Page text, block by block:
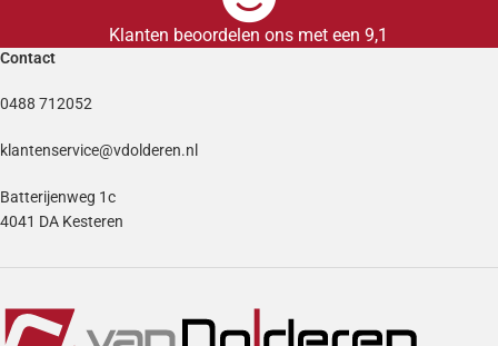
Klanten beoordelen ons met een 9,1
Contact
0488 712052
klantenservice@vdolderen.nl
Batterijenweg 1c
4041 DA Kesteren